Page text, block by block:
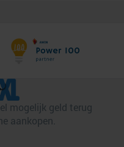
mogelijk geld terug
aankopen.